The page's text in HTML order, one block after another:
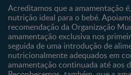
Sobre o Clube
Clube Bebé Nestlé
Entrar/Registe-se
Os
As
Acreditamos que a amamentação
nutrição ideal para o bebé.
recomendação da Organização
amamentação exclusiva nos
seguida de uma introdução de
nutricionalmente adequados em
amamentação continuada até aos